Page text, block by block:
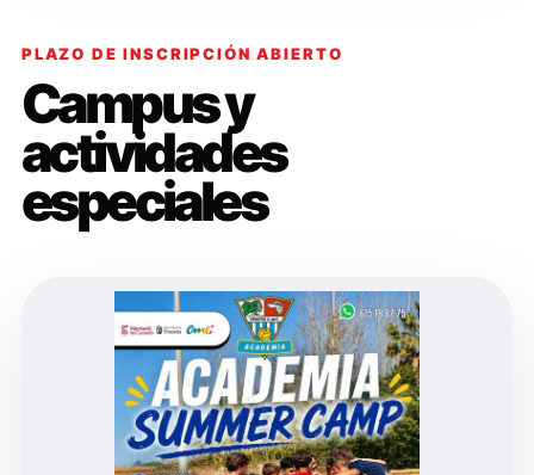
PLAZO DE INSCRIPCIÓN ABIERTO
Campus y
actividades
especiales